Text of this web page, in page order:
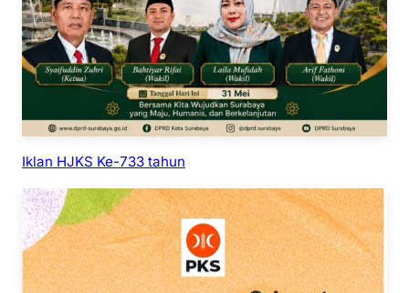
Iklan HJKS Ke-733 tahun